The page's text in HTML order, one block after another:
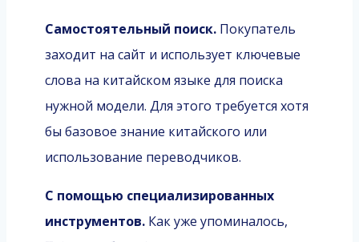
Самостоятельный поиск. Покупатель
заходит на сайт и использует ключевые
слова на китайском языке для поиска
нужной модели. Для этого требуется хотя
бы базовое знание китайского или
использование переводчиков.
С помощью специализированных
инструментов. Как уже упоминалось,